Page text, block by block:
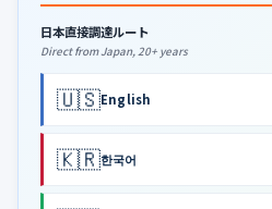
日本直接調達ルート
Direct from Japan, 20+ years
🇺🇸English
🇰🇷한국어